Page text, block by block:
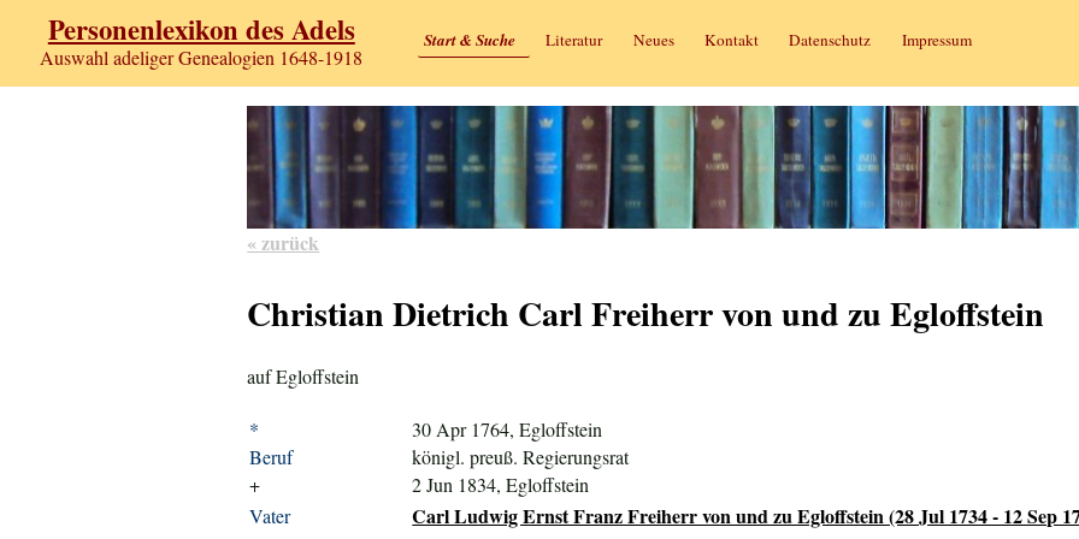
Personenlexikon des Adels
Auswahl adeliger Genealogien 1648-1918
Start & Suche Literatur Neues Kontakt Datenschutz Impressum
« zurück
Christian Dietrich Carl Freiherr von und zu Egloffstein
auf Egloffstein
*
30 Apr 1764, Egloffstein
Beruf
königl. preuß. Regierungsrat
+
2 Jun 1834, Egloffstein
Vater
Carl Ludwig Ernst Franz Freiherr von und zu Egloffstein (28 Jul 1734 - 12 Sep